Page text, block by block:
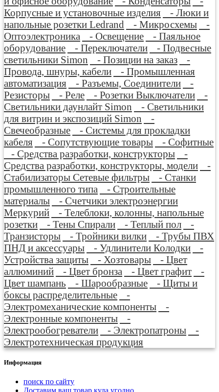
Корпусные и установочные изделия
- Люки и
напольные розетки Ledrand
- Микросхемы
-
Оптоэлектроника
- Освещение
- Паяльное
оборудование
- Переключатели
- Подвесные
светильники Simon
- Позиции на заказ
-
Провода, шнуры, кабели
- Промышленная
автоматизация
- Разъемы, Соединители
-
Резисторы
- Реле - Розетки Выключатели
-
Светильники даунлайт Simon
- Светильники
для витрин и экспозиций Simon
-
Свечеобразные
- Системы для прокладки
кабеля
- Сопутствующие товары
- Софитные
- Средства разработки, конструкторы
-
Средства разработки, конструкторы, модели
-
Стабилизаторы Сетевые фильтры
- Станки
промышленного типа
- Строительные
материалы
- Счетчики электроэнергии
Меркурий
- Телеблоки, колонны, напольные
розетки
- Тены Спирали - Теплый пол
-
Транзисторы
- Тройники вилки
- Трубы ПВХ
ПНД и аксессуары
- Удлинители Колодки
-
Устройства защиты
- Хозтовары
- Цвет
аллюминий
- Цвет бронза - Цвет графит
-
Цвет шампань
- Шарообразные
- Щиты и
боксы распределительные
-
Электромеханические компоненты
-
Электронные компоненты
-
Электрообогреватели
- Электропатроны
-
Электротехническая продукция
Информация
поиск по сайту
Доставим ваш товар куда угодно